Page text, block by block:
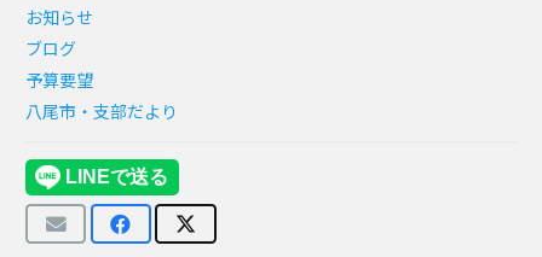
お知らせ
ブログ
予算要望
八尾市・支部だより